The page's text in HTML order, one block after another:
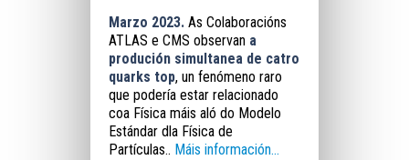
Marzo 2023. As Colaboracións
ATLAS e CMS observan a
produción simultanea de catro
quarks top, un fenómeno raro
que podería estar relacionado
coa Física máis aló do Modelo
Estándar dla Física de
Partículas.. Máis información...